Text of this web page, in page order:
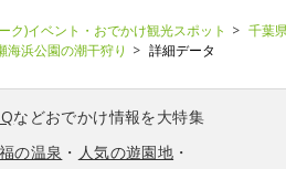
ク)イベント・おでかけ観光スポット
千葉
海浜公園の潮干狩り 詳細データ
などおでかけ情報を大特集
の温泉 ・ 人気の遊園地 ・